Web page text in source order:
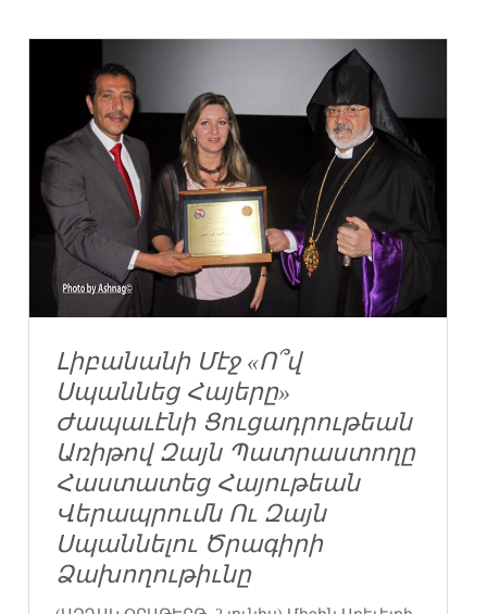
Լիբանանի Մէջ «Ո՞վ
Սպաննեց Հայերը»
Ժապաւէնի Ցուցադրութեան
Առիթով Զայն Պատրաստողը
Հաստատեց Հայութեան
Վերապրումն Ու Զայն
Սպաննելու Ծրագիրի
Ձախողութիւնը